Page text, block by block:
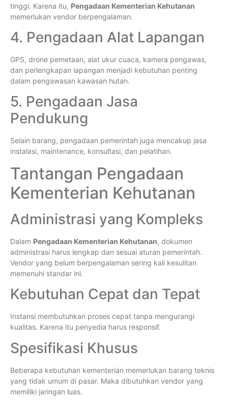
tinggi. Karena itu, Pengadaan Kementerian Kehutanan
memerlukan vendor berpengalaman.
4. Pengadaan Alat Lapangan
GPS, drone pemetaan, alat ukur cuaca, kamera pengawas,
dan perlengkapan lapangan menjadi kebutuhan penting
dalam pengawasan kawasan hutan.
5. Pengadaan Jasa
Pendukung
Selain barang, pengadaan pemerintah juga mencakup jasa
instalasi, maintenance, konsultasi, dan pelatihan.
Tantangan Pengadaan
Kementerian Kehutanan
Administrasi yang Kompleks
Dalam Pengadaan Kementerian Kehutanan, dokumen
administrasi harus lengkap dan sesuai aturan pemerintah.
Vendor yang belum berpengalaman sering kali kesulitan
memenuhi standar ini.
Kebutuhan Cepat dan Tepat
Instansi membutuhkan proses cepat tanpa mengurangi
kualitas. Karena itu penyedia harus responsif.
Spesifikasi Khusus
Beberapa kebutuhan kementerian memerlukan barang teknis
yang tidak umum di pasar. Maka dibutuhkan vendor yang
memiliki jaringan luas.